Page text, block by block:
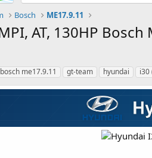
Bosch ME17.9.11
AT, 130HP
bosch me17.9.11 gt-team hyundai i30